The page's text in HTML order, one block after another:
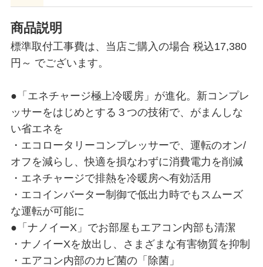
商品説明
標準取付工事費は、当店ご購入の場合 税込17,380
円～ でございます。
●「エネチャージ極上冷暖房」が進化。新コンプレ
ッサーをはじめとする３つの技術で、がまんしな
い省エネを
・エコロータリーコンプレッサーで、運転のオン/
オフを減らし、快適を損なわずに消費電力を削減
・エネチャージで排熱を冷暖房へ有効活用
・エコインバーター制御で低出力時でもスムーズ
な運転が可能に
●「ナノイーX」でお部屋もエアコン内部も清潔
・ナノイーXを放出し、さまざまな有害物質を抑制
・エアコン内部のカビ菌の「除菌」